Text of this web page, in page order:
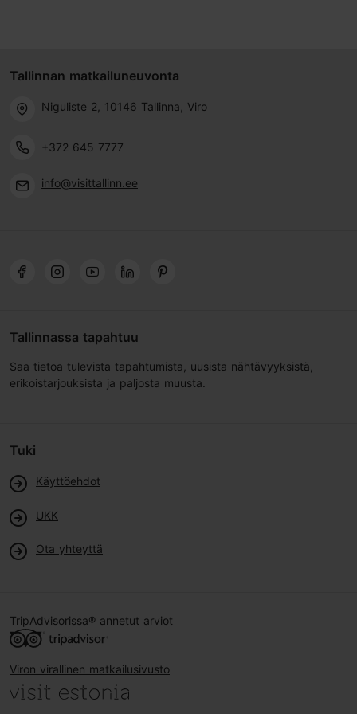
Tallinnan matkailuneuvonta
Niguliste 2, 10146 Tallinna, Viro
+372 645 7777
info@visittallinn.ee
Tallinnassa tapahtuu
Saa tietoa tulevista tapahtumista, uusista nähtävyyksistä,
erikoistarjouksista ja paljosta muusta.
Tuki
Käyttöehdot
UKK
Ota yhteyttä
TripAdvisorissa® annetut arviot
Viron virallinen matkailusivusto